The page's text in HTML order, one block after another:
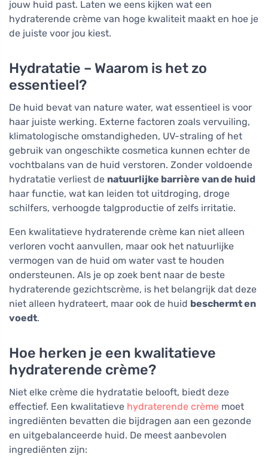
jouw huid past. Laten we eens kijken wat een
hydraterende crème van hoge kwaliteit maakt en hoe je
de juiste voor jou kiest.
Hydratatie – Waarom is het zo
essentieel?
De huid bevat van nature water, wat essentieel is voor
haar juiste werking. Externe factoren zoals vervuiling,
klimatologische omstandigheden, UV-straling of het
gebruik van ongeschikte cosmetica kunnen echter de
vochtbalans van de huid verstoren. Zonder voldoende
hydratatie verliest de natuurlijke barrière van de huid
haar functie, wat kan leiden tot uitdroging, droge
schilfers, verhoogde talgproductie of zelfs irritatie.
Een kwalitatieve hydraterende crème kan niet alleen
verloren vocht aanvullen, maar ook het natuurlijke
vermogen van de huid om water vast te houden
ondersteunen. Als je op zoek bent naar de beste
hydraterende gezichtscrème, is het belangrijk dat deze
niet alleen hydrateert, maar ook de huid beschermt en
voedt.
Hoe herken je een kwalitatieve
hydraterende crème?
Niet elke crème die hydratatie belooft, biedt deze
effectief. Een kwalitatieve hydraterende crème moet
ingrediënten bevatten die bijdragen aan een gezonde
en uitgebalanceerde huid. De meest aanbevolen
ingrediënten zijn: